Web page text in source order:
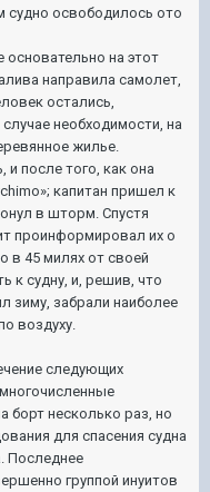
судно освободилось ото
основательно на этот
направила самолет,
остались,
необходимости, на
жилье.
после того, как она
капитан пришел к
в шторм. Спустя
проинформировал их о
в 45 милях от своей
к судну, и, решив, что
зиму, забрали наиболее
воздуху.
следующих
борт несколько раз, но
для спасения судна
Последнее
группой инуитов